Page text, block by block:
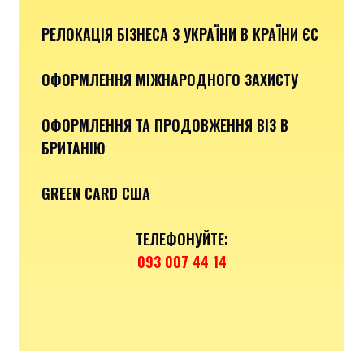
РЕЛОКАЦІЯ БІЗНЕСА З УКРАЇНИ В КРАЇНИ ЄС
ОФОРМЛЕННЯ МІЖНАРОДНОГО ЗАХИСТУ
ОФОРМЛЕННЯ ТА ПРОДОВЖЕННЯ ВІЗ В
БРИТАНІЮ
GREEN CARD США
ТЕЛЕФОНУЙТЕ:
093 007 44 14